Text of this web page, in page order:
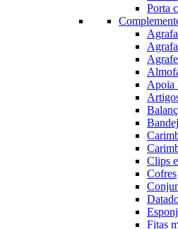
Porta
Apoia
Clips
Cofres
Fitas